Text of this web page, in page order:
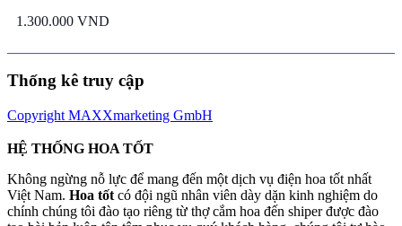
1.300.000 VND
Thống kê truy cập
Copyright MAXXmarketing GmbH
HỆ THỐNG HOA TỐT
Không ngừng nỗ lực để mang đến một dịch vụ điện hoa tốt nhất
Việt Nam. Hoa tốt có đội ngũ nhân viên dày dặn kinh nghiệm do
chính chúng tôi đào tạo riêng từ thợ cắm hoa đến shiper được đào